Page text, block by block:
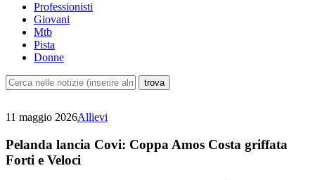
Professionisti
Giovani
Mtb
Pista
Donne
11 maggio 2026Allievi
Pelanda lancia Covi: Coppa Amos Costa griffata
Forti e Veloci